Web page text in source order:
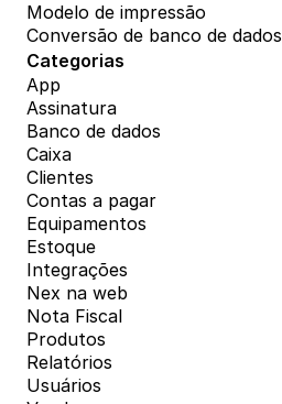
Modelo de impressão
Conversão de banco de dados
Categorias
App
Assinatura
Banco de dados
Caixa
Clientes
Contas a pagar
Equipamentos
Estoque
Integrações
Nex na web
Nota Fiscal
Produtos
Relatórios
Usuários